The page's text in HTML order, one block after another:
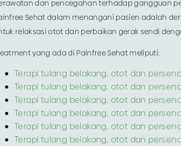
dan pencegahan terhadap gangguan
Sehat dalam menangani pasien adalah
relaksasi otot dan perbaikan gerak sendi
yang ada di Painfree Sehat meliputi:
Terapi tulang belakang, otot dan
Terapi tulang belakang, otot dan
Terapi tulang belakang, otot dan
Terapi tulang belakang, otot dan
Terapi tulang belakang, otot dan
Terapi tulang belakang, otot dan